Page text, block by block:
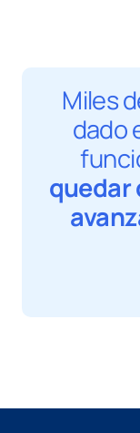
Miles
dado
quedar